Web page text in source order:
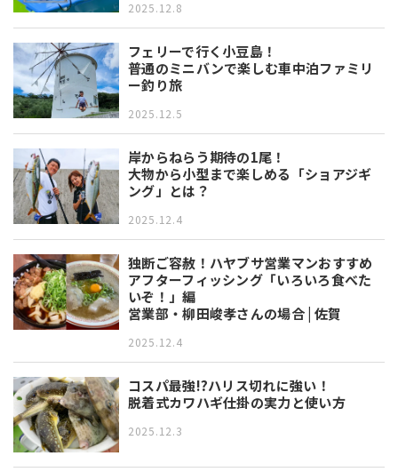
2025.12.8
フェリーで行く小豆島！
普通のミニバンで楽しむ車中泊ファミリ
ー釣り旅
2025.12.5
岸からねらう期待の1尾！
大物から小型まで楽しめる「ショアジギ
ング」とは？
2025.12.4
独断ご容赦！ハヤブサ営業マンおすすめ
アフターフィッシング「いろいろ食べた
いぞ！」編
営業部・柳田峻孝さんの場合 | 佐賀
2025.12.4
コスパ最強!?ハリス切れに強い！
脱着式カワハギ仕掛の実力と使い方
2025.12.3